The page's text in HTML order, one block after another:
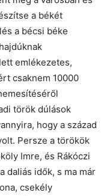
a békét
a bécsi béke
emlékezetes,
csaknem 10000
török dúlások
hogy a század
Persze a törökök
Imre, és Rákóczi
daliás idők, s ma már
csekély